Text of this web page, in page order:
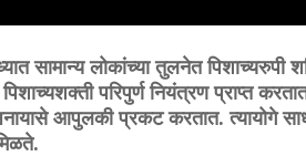
सामान्य लोकांच्या तुलनेत पिशाच्यरुपी
परिपुर्ण नियंत्रण प्राप्त
आपुलकी प्रकट करतात. त्यायोगे